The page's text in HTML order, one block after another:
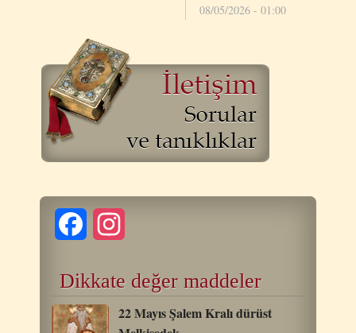
08/05/2026 - 01:00
Facebook
Dikkate değer maddeler
22 Mayıs Şalem Kralı dürüst